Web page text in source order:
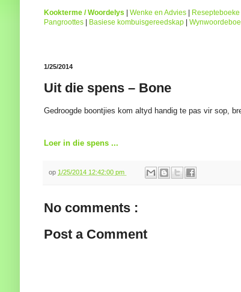
Kookterme / Woordelys Wenke en Advies Resepteboeke
Pangroottes
Basiese kombuisgereedskap
1/25/2014
Uit die spens – Bone
Gedroogde boontjies kom altyd handig te pas vir sop,
Loer in die spens ...
op 1/25/2014 12:42:00 pm
No comments :
Post a Comment